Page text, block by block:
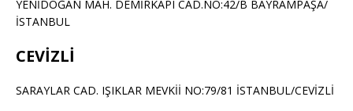
YENİDOĞAN MAH. DEMİRKAPI CAD.NO:42/B BAYRAMPAŞA/
İSTANBUL
CEVİZLİ
SARAYLAR CAD. IŞIKLAR MEVKİİ NO:79/81 İSTANBUL/CEVİZLİ